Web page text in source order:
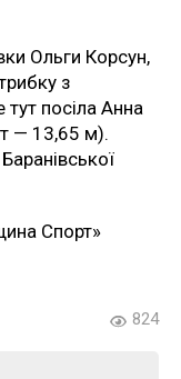
Ольги Корсун,
з
посіла Анна
— 13,65 м).
Спорт»
824